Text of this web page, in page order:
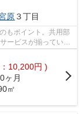
原３丁目
もポイント。共用部
ービスが揃っている
10,200円 )
0ヶ月
㎡